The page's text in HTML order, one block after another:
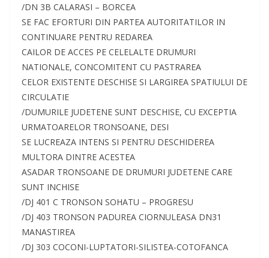
/DN 3B CALARASI – BORCEA
SE FAC EFORTURI DIN PARTEA AUTORITATILOR IN
CONTINUARE PENTRU REDAREA
CAILOR DE ACCES PE CELELALTE DRUMURI
NATIONALE, CONCOMITENT CU PASTRAREA
CELOR EXISTENTE DESCHISE SI LARGIREA SPATIULUI DE
CIRCULATIE
/DUMURILE JUDETENE SUNT DESCHISE, CU EXCEPTIA
URMATOARELOR TRONSOANE, DESI
SE LUCREAZA INTENS SI PENTRU DESCHIDEREA
MULTORA DINTRE ACESTEA
ASADAR TRONSOANE DE DRUMURI JUDETENE CARE
SUNT INCHISE
/DJ 401 C TRONSON SOHATU – PROGRESU
/DJ 403 TRONSON PADUREA CIORNULEASA DN31
MANASTIREA
/DJ 303 COCONI-LUPTATORI-SILISTEA-COTOFANCA